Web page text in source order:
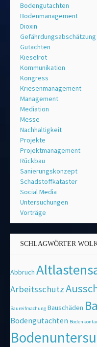
Bodengutachten
Bodenmanagement
Dioxin
Gefährdungsabschätzung
Gutachten
Kieselrot
Kommunikation
Kongress
Kriesenmanagement
Management
Mediation
Messe
Nachhaltigkeit
Projekte
Projektmanagement
Rückbau
Sanierungskonzept
Schadstoffkataster
Social Media
Untersuchungen
Vorträge
SCHLAGWÖRTER
Abbruch
Arbeitsschutz
Baureifmachung Bauschäden
Bodengutachten